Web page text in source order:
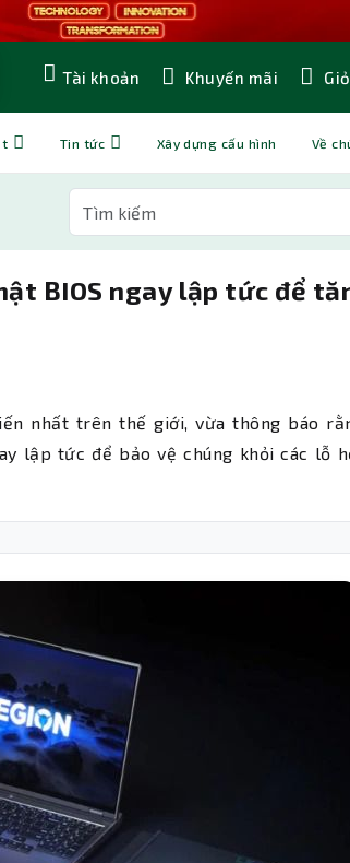
Tài khoản Khuyến mãi
Tin tức Xây dựng cấu hình Về
BIOS ngay lập tức để
nhất trên thế giới, vừa thông báo
lập tức để bảo vệ chúng khỏi các lỗ